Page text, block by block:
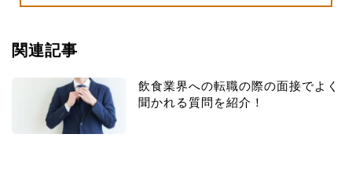
関連記事
飲食業界への転職の際の面接でよく
聞かれる質問を紹介！